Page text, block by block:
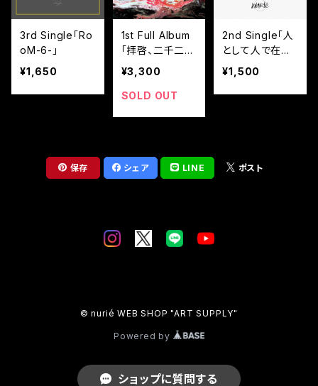
3rd Single「Ro
oM-6-」
¥1,650
1st Full Album
「拝啓、二千二十
年へ」【通販限定
特典付】
¥3,300
SOLD OUT
2nd Single「人
として人で在る
様に【猿盤】」【通
販限定特典付】
¥1,500
保存 シェア LINE ポスト
© nurié WEB SHOP "ART SUPPLY"
Powered by
ショップに質問する